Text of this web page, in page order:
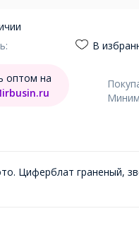
В
оптом на
Циферблат граненый,